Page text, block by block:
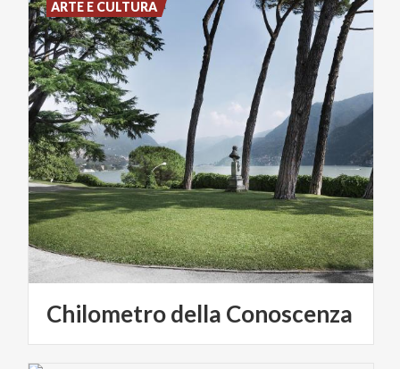
Chilometrodella Conoscenza
ARTE E CULTURA